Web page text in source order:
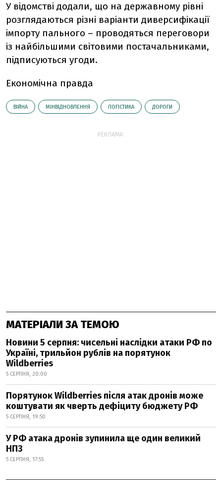
У відомстві додали, що на державному рівні
розглядаються різні варіанти диверсифікації
імпорту пального – проводяться переговори
із найбільшими світовими постачальниками,
підписуються угоди.
Економічна правда
ВІЙНА МІНВІДНОВЛЕННЯ ЛОГІСТИКА ДОРОГИ
РЕКЛАМА:
МАТЕРІАЛИ ЗА ТЕМОЮ
Новини 5 серпня: чисельні наслідки атаки РФ по
Україні, трильйон рублів на порятунок
Wildberries
5 СЕРПНЯ, 20:00
Порятунок Wildberries після атак дронів може
коштувати як чверть дефіциту бюджету РФ
5 СЕРПНЯ, 19:50
У РФ атака дронів зупинила ще один великий
НПЗ
5 СЕРПНЯ, 17:55